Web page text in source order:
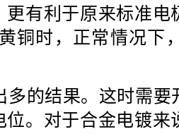
更有利于原来标准
铜时，正常情况下
多的结果。这时需
位。对于合金电镀来